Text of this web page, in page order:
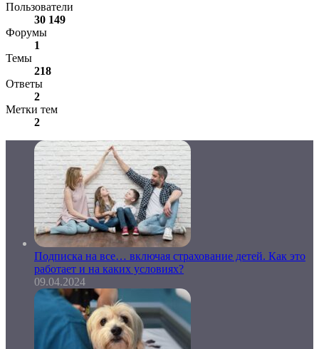
Пользователи
30 149
Форумы
1
Темы
218
Ответы
2
Метки тем
2
Подписка на все… включая страхование детей. Как это
работает и на каких условиях?
09.04.2024